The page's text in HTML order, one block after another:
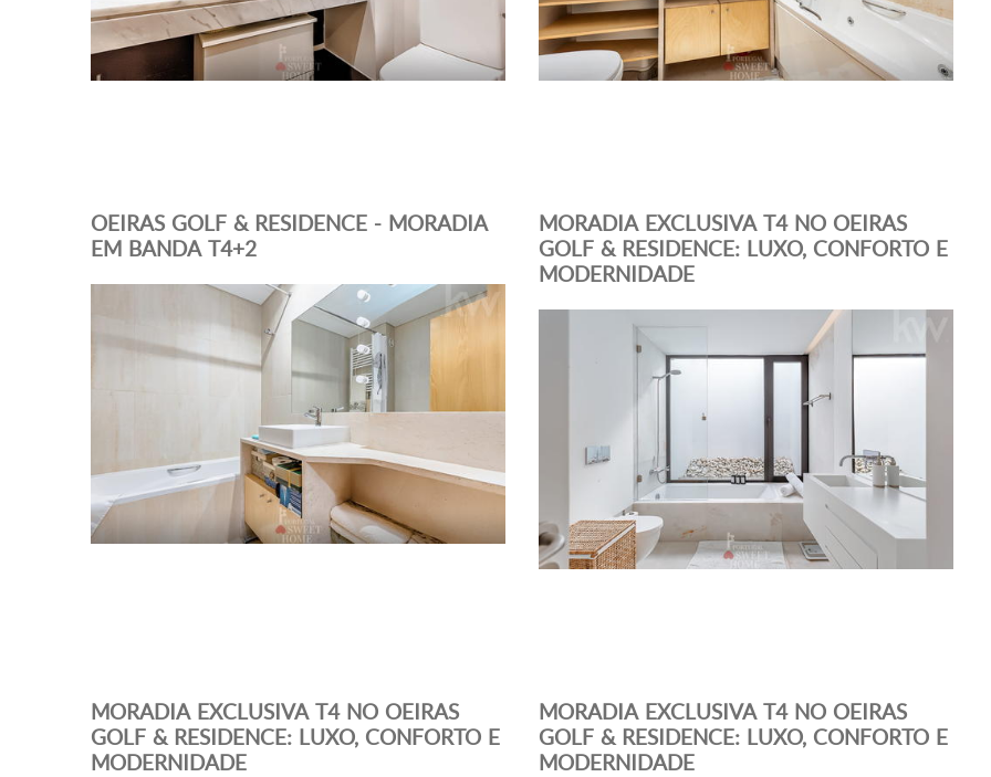
OEIRAS GOLF & RESIDENCE - MORADIA
EM BANDA T4+2
MORADIA EXCLUSIVA T4 NO OEIRAS
GOLF & RESIDENCE: LUXO, CONFORTO E
MODERNIDADE
MORADIA EXCLUSIVA T4 NO OEIRAS
GOLF & RESIDENCE: LUXO, CONFORTO E
MODERNIDADE
MORADIA EXCLUSIVA T4 NO OEIRAS
GOLF & RESIDENCE: LUXO, CONFORTO E
MODERNIDADE